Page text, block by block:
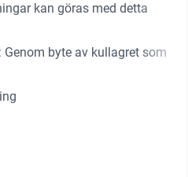
kan göras med detta
byte av kullagret som